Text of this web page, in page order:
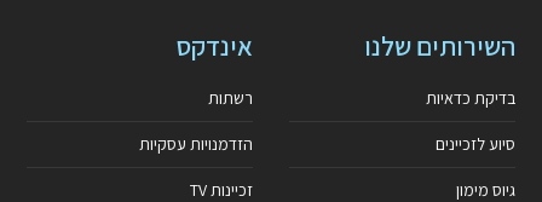
השירותים שלנו
בדיקת כדאיות
סיוע לזכיינים
גיוס מימון
אינדקס
רשתות
הזדמנויות עסקיות
זכיינות TV